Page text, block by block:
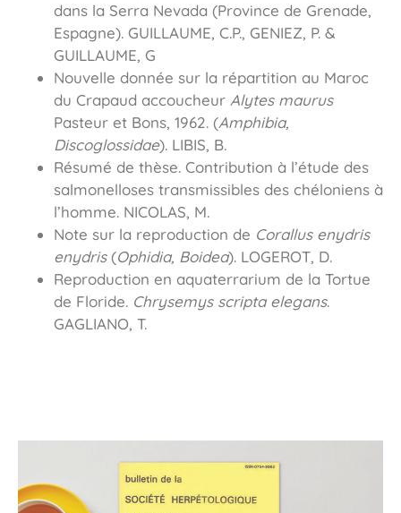
dans la Serra Nevada (Province de Grenade,
Espagne). GUILLAUME, C.P., GENIEZ, P. &
GUILLAUME, G
Nouvelle donnée sur la répartition au Maroc
du Crapaud accoucheur Alytes maurus
Pasteur et Bons, 1962. (Amphibia,
Discoglossidae). LIBIS, B.
Résumé de thèse. Contribution à l’étude des
salmonelloses transmissibles des chéloniens à
l’homme. NICOLAS, M.
Note sur la reproduction de Corallus enydris
enydris(Ophidia, Boidea). LOGEROT, D.
Reproduction en aquaterrarium de la Tortue
de Floride. Chrysemys scripta elegans.
GAGLIANO, T.